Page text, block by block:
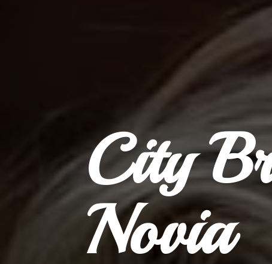
City
Novia